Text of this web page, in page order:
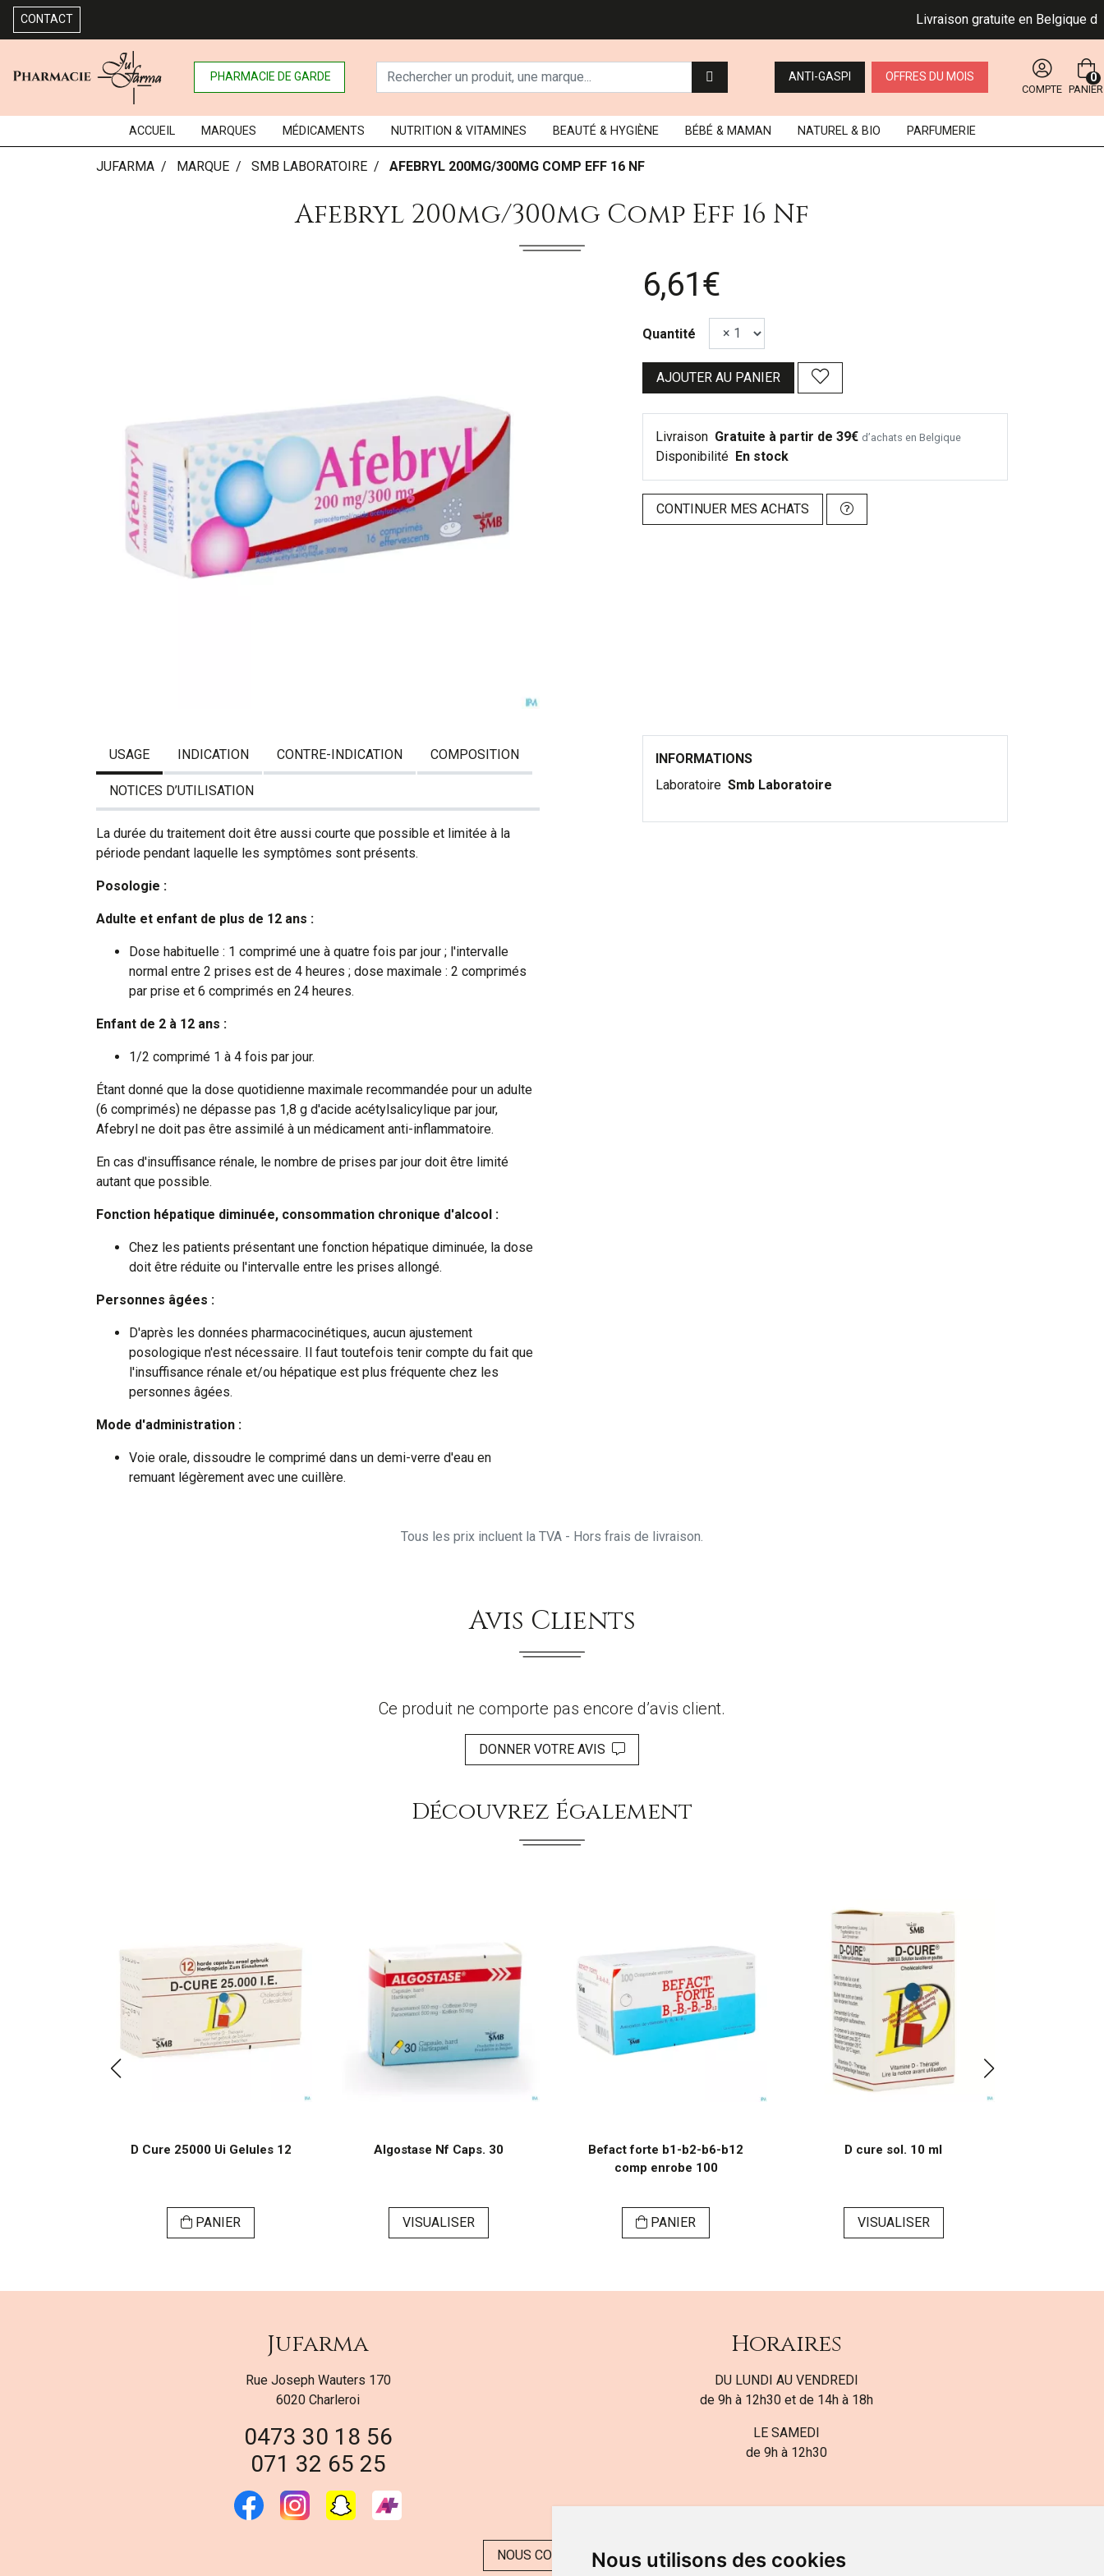
Nous utilisons des cookies
CONTACT Livraison gratuite en Belgique dès
PHARMACIE DE GARDE ANTI-GASPI OFFRES DU MOIS
COMPTE PANIER
0
ACCUEIL MARQUES MÉDICAMENTS NUTRITION & VITAMINES BEAUTÉ & HYGIÈNE BÉBÉ & MAMAN NATUREL & BIO PARFUMERIE
JUFARMA MARQUE SMB LABORATOIRE AFEBRYL 200MG/300MG COMP EFF 16 NF
Afebryl 200mg/300mg Comp Eff 16 Nf
6,61€
Quantité
AJOUTER AU PANIER
Livraison Gratuite à partir de 39€ d’achats en Belgique
Disponibilité En stock
CONTINUER MES ACHATS
USAGE INDICATION CONTRE-INDICATION COMPOSITION
NOTICES D’UTILISATION
La durée du traitement doit être aussi courte que possible et limitée à la
période pendant laquelle les symptômes sont présents.
Posologie :
Adulte et enfant de plus de 12 ans :
Dose habituelle : 1 comprimé une à quatre fois par jour ; l'intervalle
normal entre 2 prises est de 4 heures ; dose maximale : 2 comprimés
par prise et 6 comprimés en 24 heures.
Enfant de 2 à 12 ans :
1/2 comprimé 1 à 4 fois par jour.
Étant donné que la dose quotidienne maximale recommandée pour un adulte
(6 comprimés) ne dépasse pas 1,8 g d'acide acétylsalicylique par jour,
Afebryl ne doit pas être assimilé à un médicament anti-inflammatoire.
En cas d'insuffisance rénale, le nombre de prises par jour doit être limité
autant que possible.
Fonction hépatique diminuée, consommation chronique d'alcool :
Chez les patients présentant une fonction hépatique diminuée, la dose
doit être réduite ou l'intervalle entre les prises allongé.
Personnes âgées :
D'après les données pharmacocinétiques, aucun ajustement
posologique n'est nécessaire. Il faut toutefois tenir compte du fait que
l'insuffisance rénale et/ou hépatique est plus fréquente chez les
personnes âgées.
Mode d'administration :
Voie orale, dissoudre le comprimé dans un demi-verre d'eau en
remuant légèrement avec une cuillère.
INFORMATIONS
Laboratoire Smb Laboratoire
Tous les prix incluent la TVA - Hors frais de livraison.
Avis Clients
Ce produit ne comporte pas encore d’avis client.
DONNER VOTRE AVIS
Découvrez Également
D Cure 25000 Ui Gelules 12
PANIER
Algostase Nf Caps. 30
VISUALISER
Befact forte b1-b2-b6-b12
comp enrobe 100
PANIER
D cure sol. 10 ml
VISUALISER
Jufarma
Rue Joseph Wauters 170
6020 Charleroi
0473 30 18 56
071 32 65 25
Horaires
DU LUNDI AU VENDREDI
de 9h à 12h30 et de 14h à 18h
LE SAMEDI
de 9h à 12h30
NOUS CONTACTER